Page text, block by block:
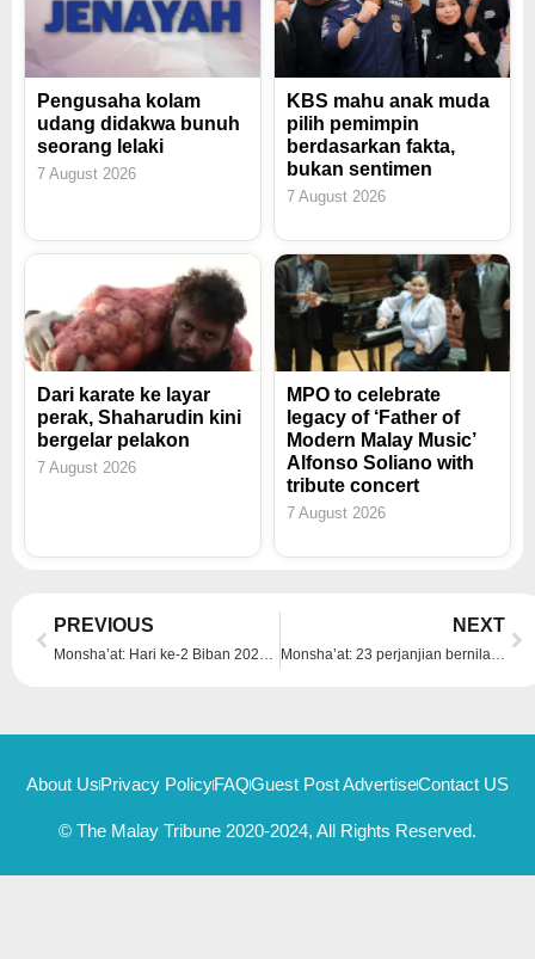
Pengusaha kolam
udang didakwa bunuh
seorang lelaki
7 August 2026
KBS mahu anak muda
pilih pemimpin
berdasarkan fakta,
bukan sentimen
7 August 2026
Dari karate ke layar
perak, Shaharudin kini
bergelar pelakon
7 August 2026
MPO to celebrate
legacy of ‘Father of
Modern Malay Music’
Alfonso Soliano with
tribute concert
7 August 2026
Prev
PREVIOUS
Monsha’at: Hari ke-2 Biban 2024 meningkatkan tahap keusahawanan di Arab Saudi dengan perjanjian yang bernilai lebih daripada 1.35 bilion Riyal Saudi dilancarkan
NEXT
Monsha’at: 23 perjanjian bernilai lebih daripada SAR 580 juta ditandatangani pada Hari ke-3 Biban 2024
About Us Privacy PolicyFAQGuest Post AdvertiseContact US
© The Malay Tribune 2020-2024, All Rights Reserved.